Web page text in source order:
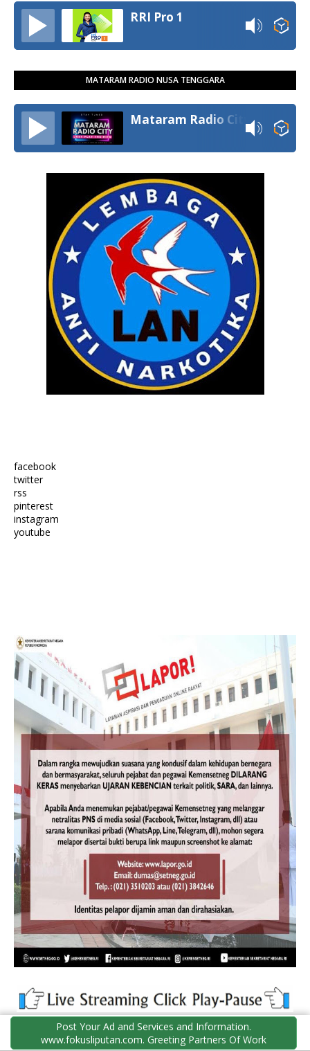
RRI Pro 1
MATARAM RADIO NUSA TENGGARA
Mataram Radio City
facebook
twitter
rss
pinterest
instagram
youtube
Gadgets Mobile Android IPhone
Reviews
Post Your Ad and Services and Information.
www.fokusliputan.com. Greeting Partners Of Work